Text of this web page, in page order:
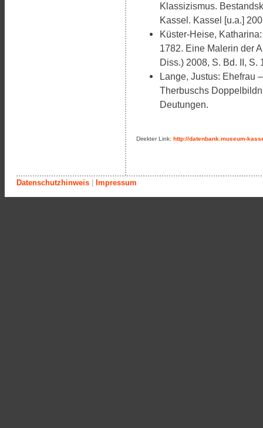
Klassizismus.
Kassel. Kassel [u.a.]
Küster-Heise,
1782. Eine Malerin der
Diss.) 2008, S. Bd. II, S.
Lange, Justus: Ehefrau
Therbuschs
Deutungen.
Direkter Link: http://datenbank.museum-
Datenschutzhinweis Impressum